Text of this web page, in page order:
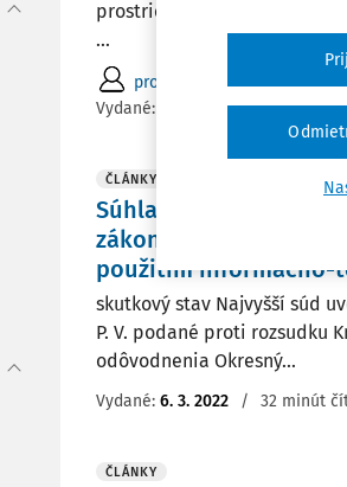
prostriedkov (ďalej len
...
prof. JUDr. Jozef Čentéš PhD.
Vydané:
6. 3. 2025 / 27 minút
ČLÁNKY
Súhlas na použitie
zákona č. 166/2003 Z.
použitím informačno-
skutkový stav Najvyšší súd
P. V. podané proti rozsudku
odôvodnenia Okresný...
Vydané: 6. 3. 2022 / 32 minút
ČLÁNKY